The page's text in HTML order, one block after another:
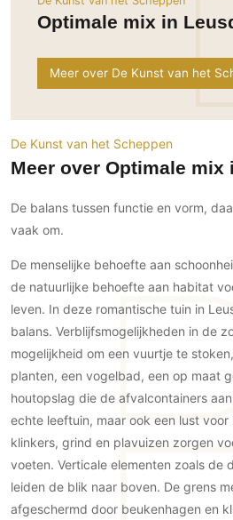
Woondecoratie
Inrichting
Roomdividers
Meubels
Verlichting
Glas
Trappen
Keuken
Keukens
Keukenapparatuur
Keukenaccessoires
Keukenkranen
Ramen en deuren
Binnendeuren
Ramen
Buitendeuren
Deursystemen
Glazen wandsystemen
Garagedeuren
Zonwering
Buitenshutters
Autolift
3D visualisaties
Gevel
Gevelbekleding
Gevelstenen
Houten gevelbekleding
Stucwerk
Schilderwerk buiten
Tuinmeubelen
Zwemmen
Zwembad en zwemvijver
Tuin wellness
Buitenvloeren
Houten buitenvloeren
Natuursteen en keramiek
buitenvloeren
Vlonders
Zonwering
Zonwering buiten
Kinderkamer
Slaapkamer
Thuisbioscoop
Toilet
Wellness
Werkkamer
Buitenkijken
Bijgebouw / Poolhouse
Terrasoverkapping
Villa
Zwembad
Zakelijk
Horeca
Kantoor
Optimale mix in
Meer over De Kunst van het
De Kunst van het Scheppen
Meer over Optimale mix
De balans tussen functie en vorm,
vaak om.
De menselijke behoefte aan
de natuurlijke behoefte aan habitat
leven. In deze romantische tuin in
balans. Verblijfsmogelijkheden in de
mogelijkheid om een vuurtje te
planten, een vogelbad, een op maat
houtopslag die de afvalcontainers
echte leeftuin, maar ook een lust
klinkers, grind en plavuizen zorgen
voeten. Verticale elementen zoals de
leiden de blik naar boven. De grens
afgeschermd door beukenhagen en